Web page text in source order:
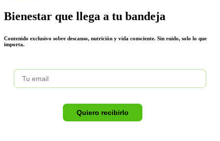
Bienestar que llega a tu bandeja
Contenido exclusivo sobre descanso, nutrición y vida consciente. Sin ruido, solo lo que
importa.